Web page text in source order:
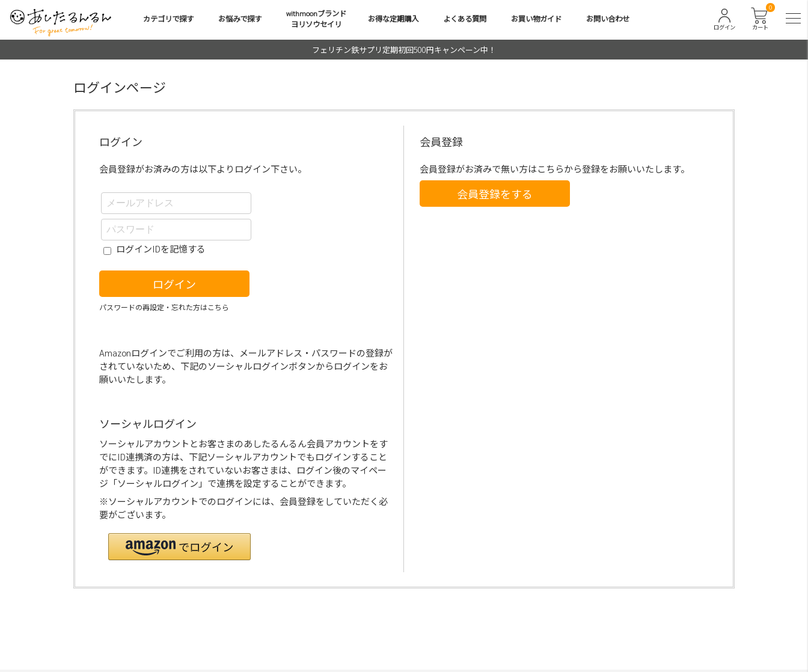
カテゴリで探す お悩みで探す
withmoonブランド
ヨリソウセイリ
お得な定期購入 よくある質問 お買い物ガイド お問い合わせ
カート
0
ログイン
フェリチン鉄サプリ定期初回500円キャンペーン中！
ログインページ
ログイン
会員登録がお済みの方は以下よりログイン下さい。
ログインIDを記憶する
ログイン
パスワードの再設定・忘れた方はこちら
Amazonログインでご利用の方は、メールアドレス・パスワードの登録が
されていないため、下記のソーシャルログインボタンからログインをお
願いいたします。
ソーシャルログイン
ソーシャルアカウントとお客さまのあしたるんるん会員アカウントをす
でにID連携済の方は、下記ソーシャルアカウントでもログインすること
ができます。ID連携をされていないお客さまは、ログイン後のマイペー
ジ「ソーシャルログイン」で連携を設定することができます。
※ソーシャルアカウントでのログインには、会員登録をしていただく必
要がございます。
会員登録
会員登録がお済みで無い方はこちらから登録をお願いいたします。
会員登録をする